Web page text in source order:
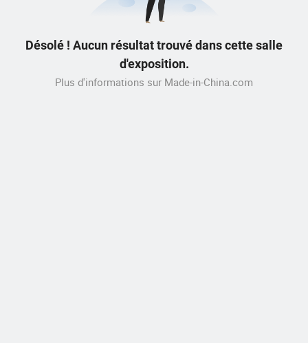
Désolé ! Aucun résultat trouvé dans cette salle
d'exposition.
Plus d'informations sur Made-in-China.com